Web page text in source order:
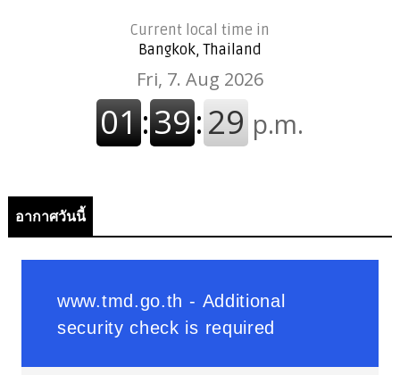
Current local time in
Bangkok, Thailand
อากาศวันนี้